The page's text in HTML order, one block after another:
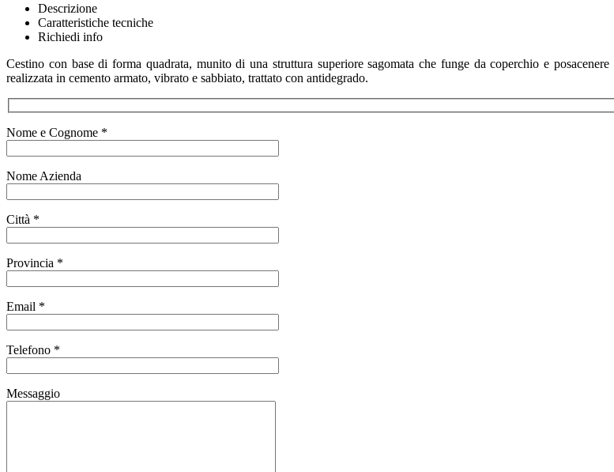
Descrizione
Caratteristiche tecniche
Richiedi info
Cestino con base di forma quadrata, munito di una struttura superiore sagomata che funge da coperchio e
realizzata in cemento armato, vibrato e sabbiato, trattato con antidegrado.
Nome e Cognome *
Nome Azienda
Città *
Provincia *
Email *
Telefono *
Messaggio